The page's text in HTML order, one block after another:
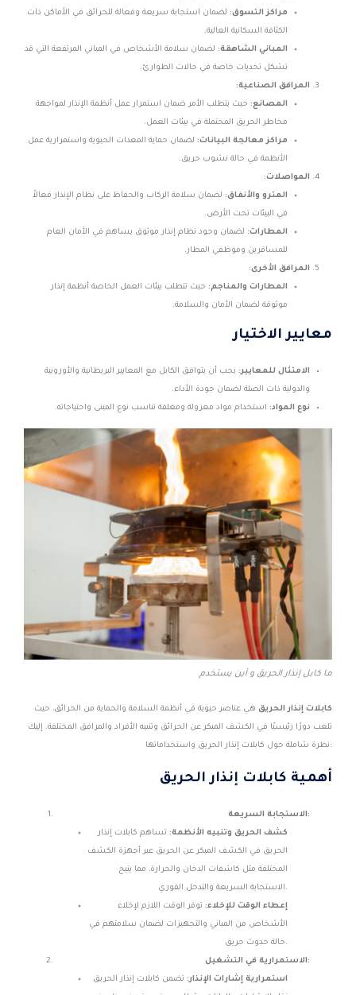
مراكز التسوق: لضمان استجابة سريعة وفعالة للحرائق في الأماكن ذات
الكثافة السكانية العالية.
المباني الشاهقة: لضمان سلامة الأشخاص في المباني المرتفعة التي قد
تشكل تحديات خاصة في حالات الطوارئ.
المرافق الصناعية:
المصانع: حيث يتطلب الأمر ضمان استمرار عمل أنظمة الإنذار لمواجهة
مخاطر الحريق المحتملة في بيئات العمل.
مراكز معالجة البيانات: لضمان حماية المعدات الحيوية واستمرارية عمل
الأنظمة في حالة نشوب حريق.
المواصلات:
المترو والأنفاق: لضمان سلامة الركاب والحفاظ على نظام الإنذار فعالاً
في البيئات تحت الأرض.
المطارات: لضمان وجود نظام إنذار موثوق يساهم في الأمان العام
للمسافرين وموظفي المطار.
المرافق الأخرى:
المطارات والمناجم: حيث تتطلب بيئات العمل الخاصة أنظمة إنذار
موثوقة لضمان الأمان والسلامة.
معايير الاختيار
الامتثال للمعايير: يجب أن يتوافق الكابل مع المعايير البريطانية والأوروبية
والدولية ذات الصلة لضمان جودة الأداء.
نوع المواد: استخدام مواد معزولة ومغلفة تناسب نوع المبنى واحتياجاته.
ما كابل إنذار الحريق و أين يستخدم
كابلات إنذار الحريق هي عناصر حيوية في أنظمة السلامة والحماية من الحرائق، حيث
تلعب دورًا رئيسيًا في الكشف المبكر عن الحرائق وتنبيه الأفراد والمرافق المختلفة. إليك
نظرة شاملة حول كابلات إنذار الحريق واستخداماتها:
أهمية كابلات إنذار الحريق
الاستجابة السريعة:
كشف الحريق وتنبيه الأنظمة: تساهم كابلات إنذار
الحريق في الكشف المبكر عن الحريق عبر أجهزة الكشف
المختلفة مثل كاشفات الدخان والحرارة، مما يتيح
الاستجابة السريعة والتدخل الفوري.
إعطاء الوقت للإخلاء: توفر الوقت اللازم لإخلاء
الأشخاص من المباني والتجهيزات لضمان سلامتهم في
حالة حدوث حريق.
الاستمرارية في التشغيل:
استمرارية إشارات الإنذار: تضمن كابلات إنذار الحريق